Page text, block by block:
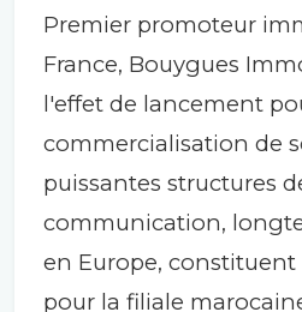
Premier promoteur
France, Bouygues
l'effet de lancement
commercialisation de
puissantes structures
communication,
en Europe,
pour la filiale